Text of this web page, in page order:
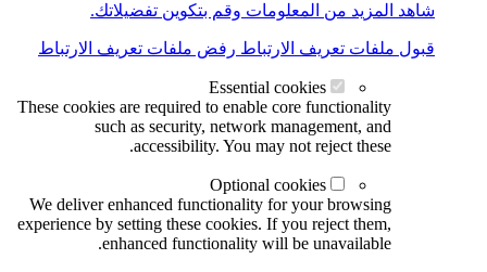
شاهد المزيد من المعلومات وقم بتكوين تفضيلاتك.
قبول ملفات تعريف الارتباط رفض ملفات تعريف الارتباط
Essential cookies
These cookies are required to enable core functionality
such as security, network management, and
accessibility. You may not reject these.
Optional cookies
We deliver enhanced functionality for your browsing
experience by setting these cookies. If you reject them,
enhanced functionality will be unavailable.